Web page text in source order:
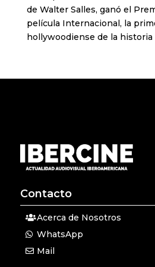
de Walter Salles, ganó el
película Internacional, la
hollywoodiense de la historia
Contacto
Acerca de Nosotros
WhatsApp
Mail